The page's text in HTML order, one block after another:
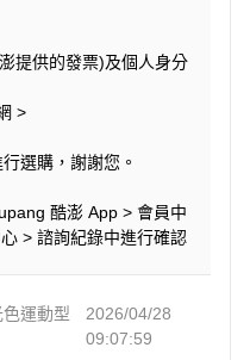
提供的發票)及個人身分
>
選購，謝謝您。
酷澎 App > 會員中
> 諮詢紀錄中進行確認
運動型
2026/04/28
09:07:59